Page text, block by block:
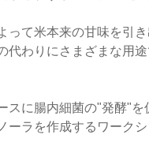
って米本来の甘味を引
代わりにさまざまな用途
スに腸内細菌の"発酵"を
ーラを作成するワーク